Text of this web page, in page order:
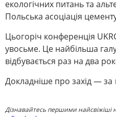
екологічних питань та
Польська асоціація
Цьогоріч конференція
увосьме. Це найбільша
відбувається раз на два
Докладніше про захід — за
Дізнавайтесь першими найсвіжіші